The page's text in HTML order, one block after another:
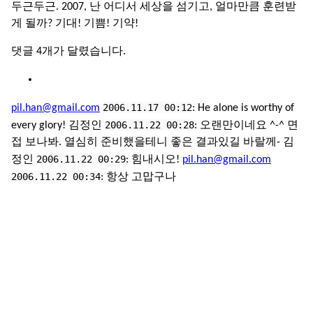
두근두근. 2007, 난 어디서 세상을 섬기고, 얼마만큼 훈련받
게 될까? 기대! 기쁨! 기약!
댓글 4개가 달렸습니다.
pil.han@gmail.com 2006.11.17 00:12: He alone is worthy of
every glory! 김정인 2006.11.22 00:28: 오랜만이네요 ^-^ 면
접 보나봐. 열심히 준비했을테니 좋은 결과있길 바랄께- 김
정인 2006.11.22 00:29: 힘내시오! pil.han@gmail.com
2006.11.22 00:34: 항상 고맙구나